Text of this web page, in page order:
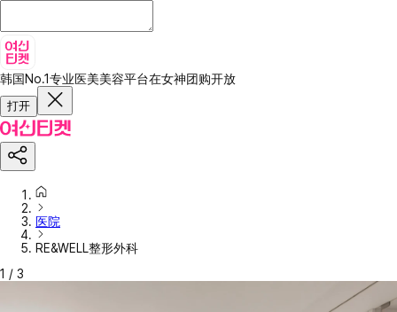
韩国No.1专业医美美容平台在女神团购开放
打开
医院
RE&WELL整形外科
1 / 3